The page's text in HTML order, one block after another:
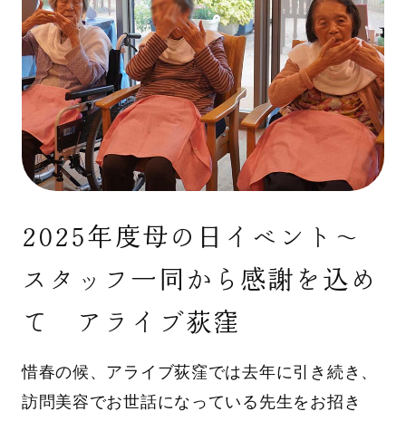
2025年度母の日イベント～
スタッフ一同から感謝を込め
て アライブ荻窪
惜春の候、アライブ荻窪では去年に引き続き、
訪問美容でお世話になっている先生をお招き